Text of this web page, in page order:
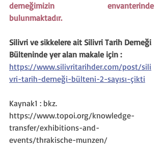
derneğimizin envanterinde
bulunmaktadır.
Silivri ve sikkelere ait Silivri Tarih Derneği
Bülteninde yer alan makale için :
https://www.silivritarihder.com/post/sili
vri-tarih-derneği-bülteni-2-sayısı-çikti
Kaynak1 : bkz.
https://www.topoi.org/knowledge-
transfer/exhibitions-and-
events/thrakische-munzen/